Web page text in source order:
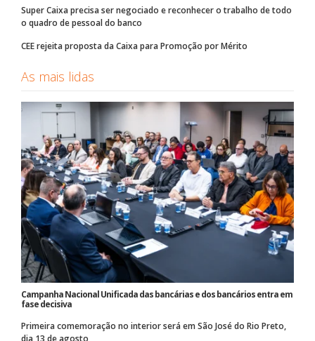
Super Caixa precisa ser negociado e reconhecer o trabalho de todo
o quadro de pessoal do banco
CEE rejeita proposta da Caixa para Promoção por Mérito
As mais lidas
Campanha Nacional Unificada das bancárias e dos bancários entra em
fase decisiva
Primeira comemoração no interior será em São José do Rio Preto,